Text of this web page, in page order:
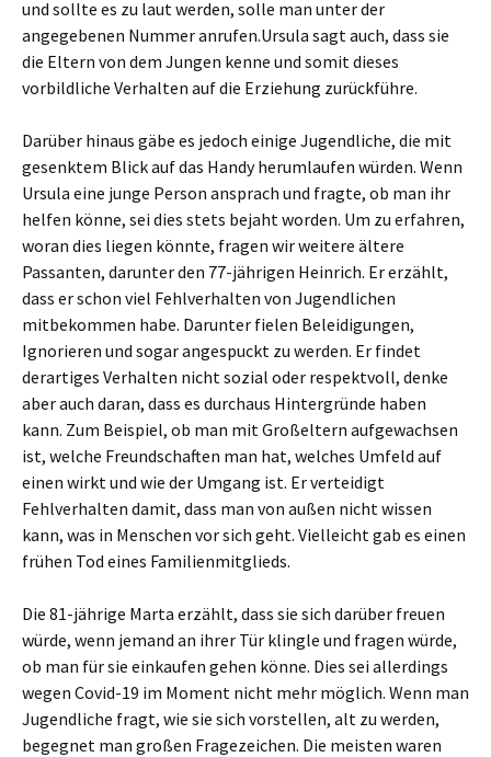
und sollte es zu laut werden, solle man unter der
angegebenen Nummer anrufen.Ursula sagt auch, dass sie
die Eltern von dem Jungen kenne und somit dieses
vorbildliche Verhalten auf die Erziehung zurückführe.
Darüber hinaus gäbe es jedoch einige Jugendliche, die mit
gesenktem Blick auf das Handy herumlaufen würden. Wenn
Ursula eine junge Person ansprach und fragte, ob man ihr
helfen könne, sei dies stets bejaht worden. Um zu erfahren,
woran dies liegen könnte, fragen wir weitere ältere
Passanten, darunter den 77-jährigen Heinrich. Er erzählt,
dass er schon viel Fehlverhalten von Jugendlichen
mitbekommen habe. Darunter fielen Beleidigungen,
Ignorieren und sogar angespuckt zu werden. Er findet
derartiges Verhalten nicht sozial oder respektvoll, denke
aber auch daran, dass es durchaus Hintergründe haben
kann. Zum Beispiel, ob man mit Großeltern aufgewachsen
ist, welche Freundschaften man hat, welches Umfeld auf
einen wirkt und wie der Umgang ist. Er verteidigt
Fehlverhalten damit, dass man von außen nicht wissen
kann, was in Menschen vor sich geht. Vielleicht gab es einen
frühen Tod eines Familienmitglieds.
Die 81-jährige Marta erzählt, dass sie sich darüber freuen
würde, wenn jemand an ihrer Tür klingle und fragen würde,
ob man für sie einkaufen gehen könne. Dies sei allerdings
wegen Covid-19 im Moment nicht mehr möglich. Wenn man
Jugendliche fragt, wie sie sich vorstellen, alt zu werden,
begegnet man großen Fragezeichen. Die meisten waren